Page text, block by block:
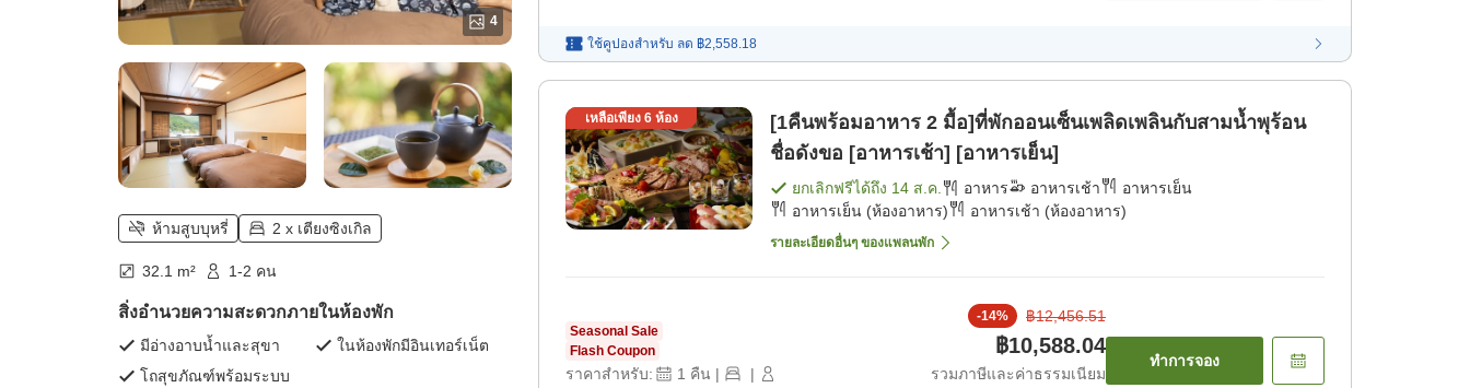
4
ห้ามสูบบุหรี่ 2 x เตียงซิงเกิล
32.1 m² 1-2 คน
สิ่งอำนวยความสะดวกภายในห้องพัก
มีอ่างอาบน้ำและสุขา
ในห้องพักมีอินเทอร์เน็ต
โถสุขภัณฑ์พร้อมระบบ
ใช้คูปองสำหรับ ลด ฿2,558.18
เหลือเพียง 6ห้อง
[1คืนพร้อมอาหาร 2 มื้อ]ที่พักออนเซ็นเพลิดเพลินกับสามน้ำพุร้อน
ชื่อดังขอ [อาหารเช้า] [อาหารเย็น]
ยกเลิกฟรีได้ถึง 14 ส.ค. อาหาร อาหารเช้า
อาหารเย็น
อาหารเย็น (ห้องอาหาร)
อาหารเช้า (ห้องอาหาร)
รายละเอียดอื่นๆ ของแพลนพัก
Seasonal Sale
Flash Coupon
ราคาสำหรับ: 1 คืน | |
-14% ฿12,456.51
฿10,588.04
รวมภาษีและค่าธรรมเนียม
ทำการจอง